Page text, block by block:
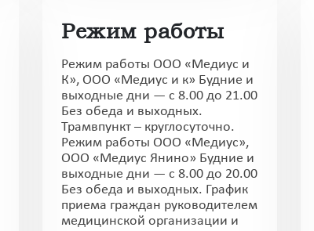
Режим работы
Режим работы ООО «Медиус и
К», ООО «Медиус и к» Будние и
выходные дни — с 8.00 до 21.00
Без обеда и выходных.
Трамвпункт – круглосуточно.
Режим работы ООО «Медиус»,
ООО «Медиус Янино» Будние и
выходные дни — с 8.00 до 20.00
Без обеда и выходных. График
приема граждан руководителем
медицинской организации и